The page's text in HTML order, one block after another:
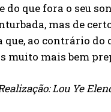
do que fora o seu
mas de
ao contrário do
muito mais bem
Lou Ye